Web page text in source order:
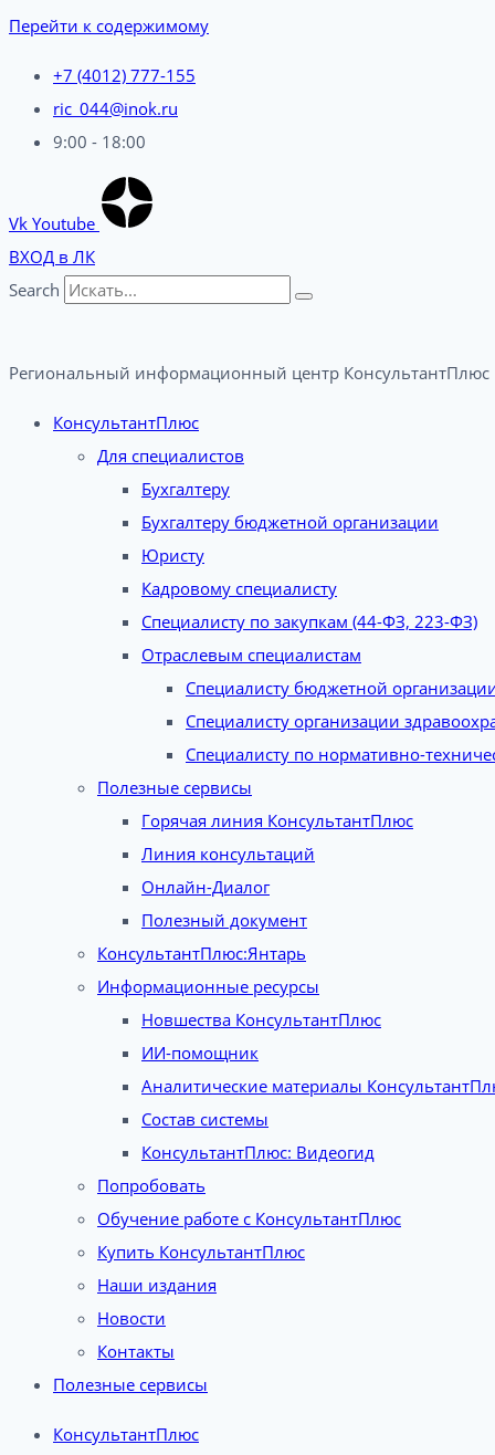
Перейти к содержимому
+7 (4012) 777-155
ric_044@inok.ru
9:00 - 18:00
Vk Youtube
ВХОД в ЛК
Search
Региональный информационный центр
КонсультантПлюс
Для специалистов
Бухгалтеру
Бухгалтеру бюджетной организации
Юристу
Кадровому специалисту
Специалисту по закупкам (44-ФЗ, 223-ФЗ)
Отраслевым специалистам
Специалисту бюджетной
Специалисту организации
Специалисту по нормативно-
Полезные сервисы
Горячая линия КонсультантПлюс
Линия консультаций
Онлайн-Диалог
Полезный документ
КонсультантПлюс:Янтарь
Информационные ресурсы
Новшества КонсультантПлюс
ИИ-помощник
Аналитические материалы
Состав системы
КонсультантПлюс: Видеогид
Попробовать
Обучение работе с КонсультантПлюс
Купить КонсультантПлюс
Наши издания
Новости
Контакты
Полезные сервисы
КонсультантПлюс